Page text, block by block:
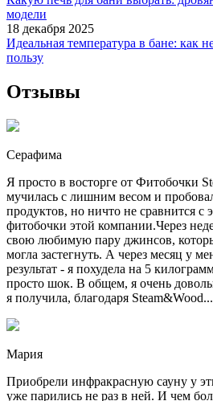
модели
18 декабря 2025
Идеальная температура в бане: как
пользу
Отзывы
Серафима
Я просто в восторге от Фитобочки
мучилась с лишним весом и
продуктов, но ничто не сравнится с
фитобочки этой компании.Через
свою любимую пару джинсов,
могла застегнуть. А через месяц у
результат - я похудела на 5
просто шок. В общем, я очень
я получила, благодаря Steam&Wood...
Мария
Приобрели инфракрасную сауну у
уже парились не раз в ней. И чем